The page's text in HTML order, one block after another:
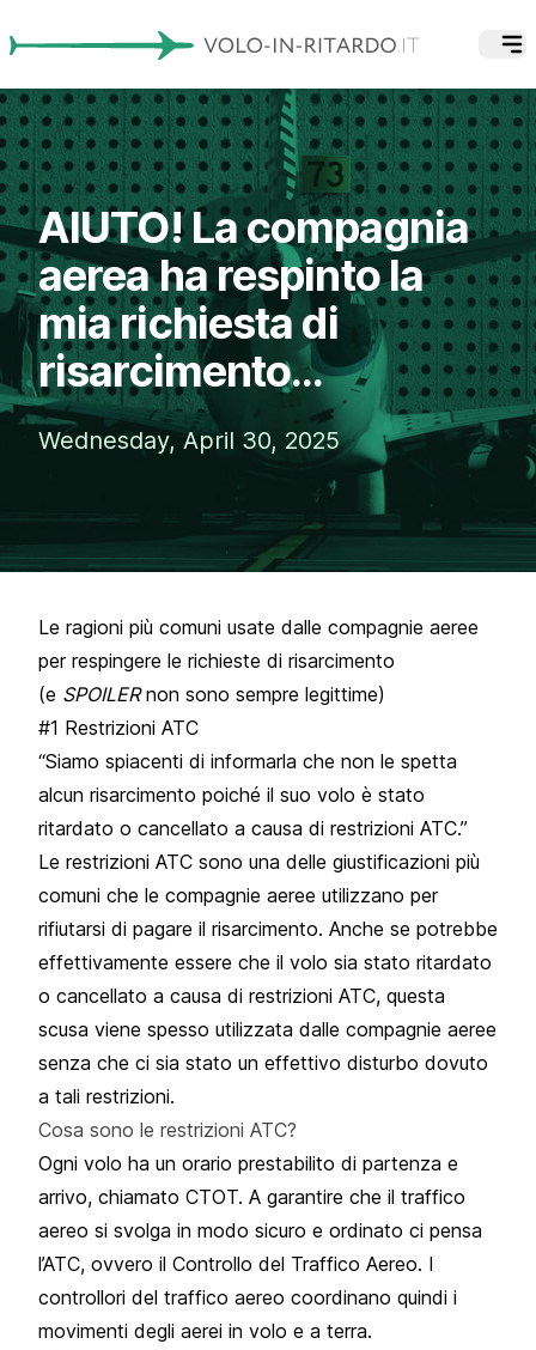
AIUTO! La compagnia
aerea ha respinto la
mia richiesta di
risarcimento...
Wednesday, April 30, 2025
Le ragioni più comuni usate dalle compagnie aeree
per respingere le richieste di risarcimento
(e SPOILERnon sono sempre legittime)
#1 Restrizioni ATC
“Siamo spiacenti di informarla che non le spetta
alcun risarcimento poiché il suo volo è stato
ritardato o cancellato a causa di restrizioni ATC.”
Le restrizioni ATC sono una delle giustificazioni più
comuni che le compagnie aeree utilizzano per
rifiutarsi di pagare il risarcimento. Anche se potrebbe
effettivamente essere che il volo sia stato ritardato
o cancellato a causa di restrizioni ATC, questa
scusa viene spesso utilizzata dalle compagnie aeree
senza che ci sia stato un effettivo disturbo dovuto
a tali restrizioni.
Cosa sono le restrizioni ATC?
Ogni volo ha un orario prestabilito di partenza e
arrivo, chiamato CTOT. A garantire che il traffico
aereo si svolga in modo sicuro e ordinato ci pensa
l’ATC, ovvero il Controllo del Traffico Aereo. I
controllori del traffico aereo coordinano quindi i
movimenti degli aerei in volo e a terra.